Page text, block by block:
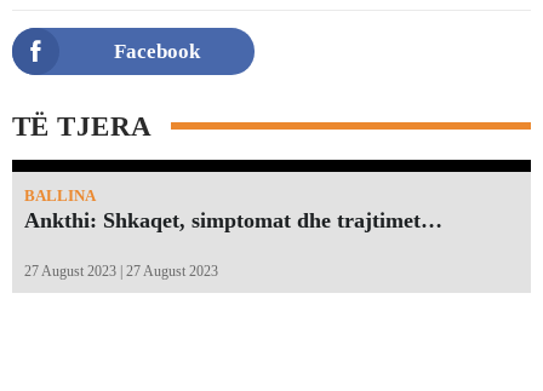
Facebook
TË TJERA
BALLINA
Ankthi: Shkaqet, simptomat dhe trajtimet…
27 August 2023 | 27 August 2023